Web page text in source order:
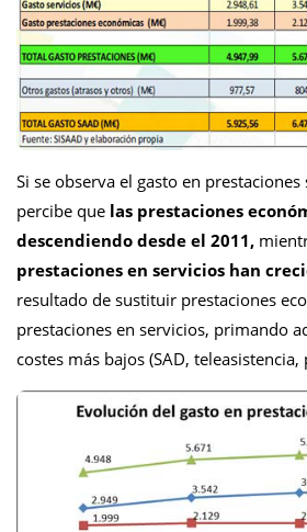
Si se observa el gasto en
percibe que las prestaciones
descendiendo desde el 2011,
prestaciones en servicios han
resultado de sustituir prestaciones
prestaciones en servicios, primando
costes más bajos (SAD, teleasistencia,